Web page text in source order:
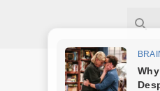
Shopee